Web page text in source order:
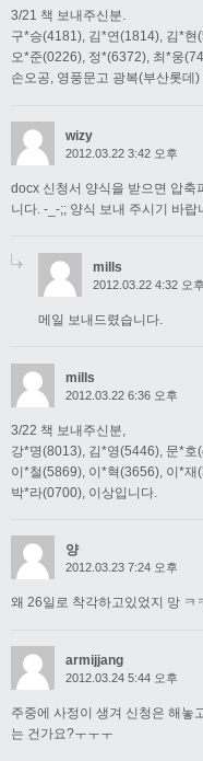
3/21 책 보내주신분.
구*승(4181), 김*연(1814), 김*
오*준(0226), 정*(6372), 최*웅
손오공, 영풍문고 광복(부산롯데
wizy
2012.03.22 3:42 오후
docx 신청서 양식을 받으면 압축
니다. -_-;; 양식 보내 주시기 바랍
mills
2012.03.22 4:32 오후
메일 보내드렸습니다.
mills
2012.03.22 6:36 오후
3/22 책 보내주신분,
강*명(8013), 김*영(5446), 문*
이*철(5869), 이*혁(3656), 이*
박*라(0700), 이상입니다.
양
2012.03.23 7:24 오후
왜 26일로 착각하고있었지 망 ㅋ
armijjang
2012.03.24 5:44 오후
주중에 사정이 생겨 신청은 해놓
는 건가요?ㅜㅜㅜ